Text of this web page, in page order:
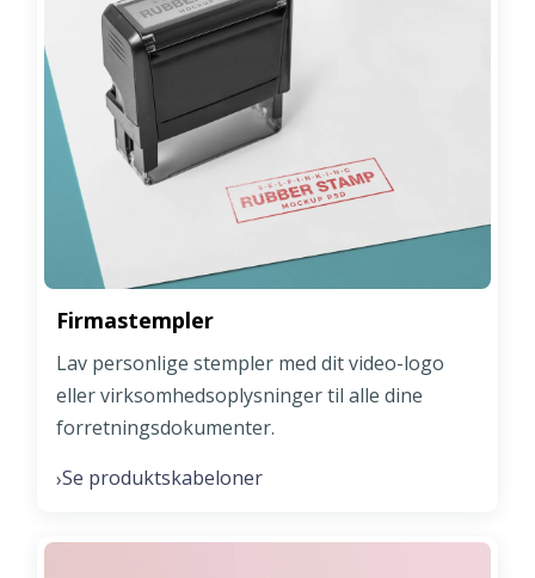
Firmastempler
Lav personlige stempler med dit video-logo
eller virksomhedsoplysninger til alle dine
forretningsdokumenter.
›Se produktskabeloner